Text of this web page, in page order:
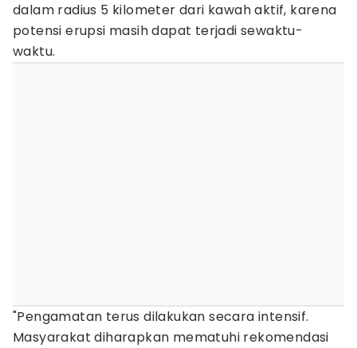
dalam radius 5 kilometer dari kawah aktif, karena
potensi erupsi masih dapat terjadi sewaktu-
waktu.
"Pengamatan terus dilakukan secara intensif.
Masyarakat diharapkan mematuhi rekomendasi